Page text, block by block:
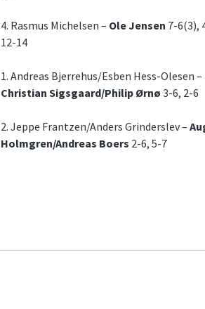
4. Rasmus Michelsen – Ole Jensen 7-6(3),
12-14
1. Andreas Bjerrehus/Esben Hess-Olesen –
Christian Sigsgaard/Philip Ørnø 3-6, 2-6
2. Jeppe Frantzen/Anders Grinderslev –
Holmgren/Andreas Boers 2-6, 5-7